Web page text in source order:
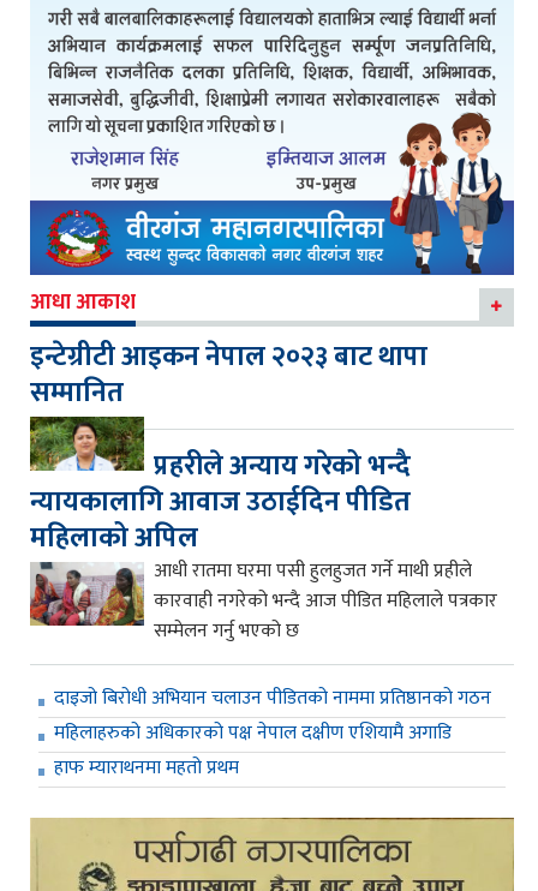
आधा आकाश
इन्टेग्रीटी आइकन नेपाल २०२३ बाट थापा
सम्मानित
प्रहरीले अन्याय गरेको भन्दै
न्यायकालागि आवाज उठाईदिन पीडित
महिलाको अपिल
आधी रातमा घरमा पसी हुलहुजत गर्ने माथी प्रहीले
कारवाही नगरेको भन्दै आज पीडित महिलाले पत्रकार
सम्मेलन गर्नु भएको छ
दाइजो बिरोधी अभियान चलाउन पीडितको नाममा प्रतिष्ठानको गठन
महिलाहरुको अधिकारको पक्ष नेपाल दक्षीण एशियामै अगाडि
हाफ म्याराथनमा महतो प्रथम